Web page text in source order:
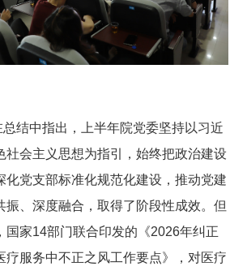
结中指出，上半年院党委坚持以习近
社会主义思想为指引，始终把政治建设
化党支部标准化规范化建设，推动党建
振、深度融合，取得了阶段性成效。但
国家14部门联合印发的《2026年纠正
疗服务中不正之风工作要点》，对医疗